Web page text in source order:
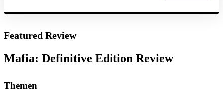
Featured Review
Mafia: Definitive Edition Review
Themen